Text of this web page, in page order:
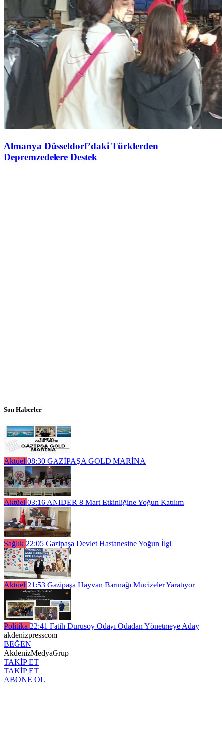
Almanya Düsseldorf’daki Türklerden
Depremzedelere Destek
Son Haberler
Aktüel 08:30 GAZİPAŞA GOLD MARİNA
Aktüel 03:16 ANIDER 8 Mart Etkinliğine Yoğun Katılım
Sağlık 22:05 Gazipaşa Devlet Hastanesine Yoğun İlgi
Aktüel 21:53 Gazipaşa Hayvan Barınağı Mucizeler Yaratıyor
Politika 22:41 Fatih Durusoy Odayı Odadan Yönetmeye Aday
akdenizpresscom
BEĞEN
AkdenizMedyaGrup
TAKİP ET
TAKİP ET
ABONE OL